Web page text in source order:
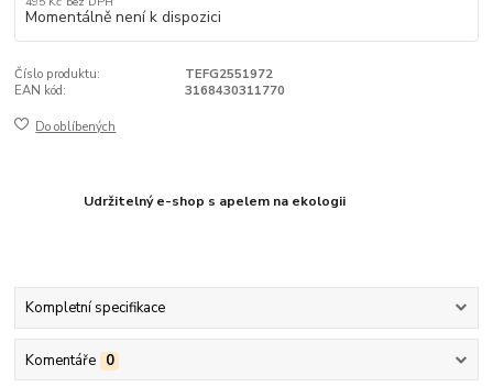
Momentálně není k dispozici
Číslo produktu:
TEFG2551972
EAN kód:
3168430311770
Do oblíbených
Udržitelný e-shop s apelem na ekologii
Kompletní specifikace
Komentáře 0